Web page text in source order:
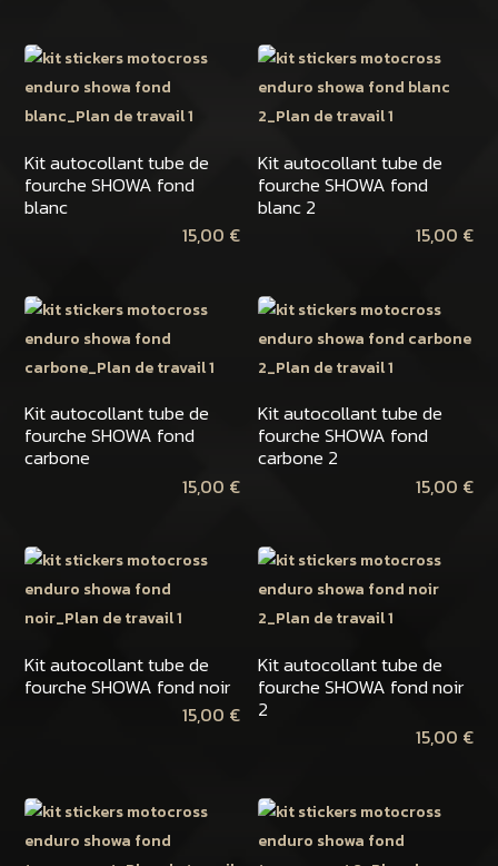
Kit autocollant tube de
fourche SHOWA fond
blanc
15,00 €
Kit autocollant tube de
fourche SHOWA fond
blanc 2
15,00 €
Kit autocollant tube de
fourche SHOWA fond
carbone
15,00 €
Kit autocollant tube de
fourche SHOWA fond
carbone 2
15,00 €
Kit autocollant tube de
fourche SHOWA fond noir
15,00 €
Kit autocollant tube de
fourche SHOWA fond noir
2
15,00 €